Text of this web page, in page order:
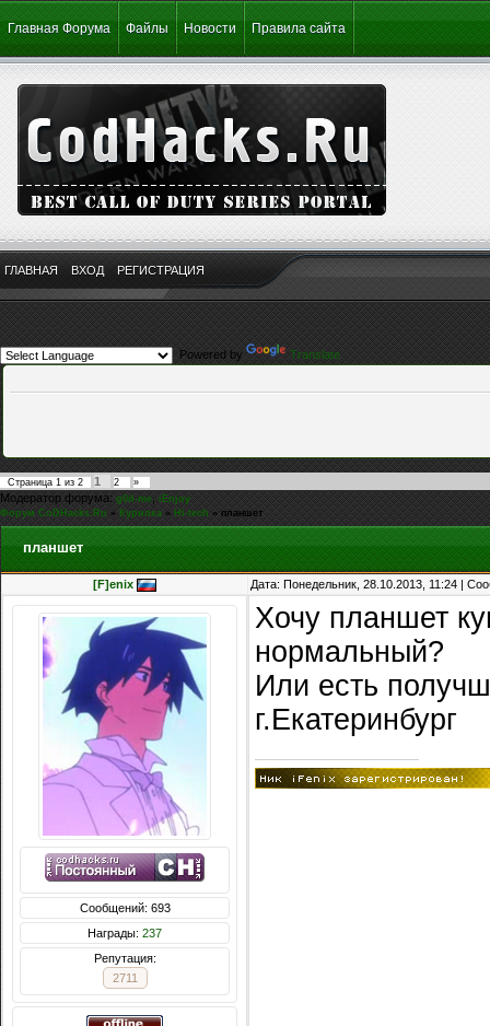
Главная Форума Файлы Новости Правила сайта
ГЛАВНАЯ ВХОД РЕГИСТРАЦИЯ
Powered by Translate
Страница 1 из 2 1 2 »
Модератор форума:g0d-me,iEnjoy
Форум CoDHacks.Ru » Курилка » Hi-tech » планшет
планшет
[F]enix Дата: Понедельник, 28.10.2013, 11:24 |
Сообщений: 693
Награды: 237
Репутация:
2711
Хочу планшет
нормальный?
Или есть
г.Екатеринбург